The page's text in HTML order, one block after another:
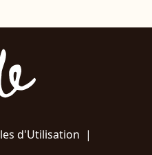
d'Utilisation |